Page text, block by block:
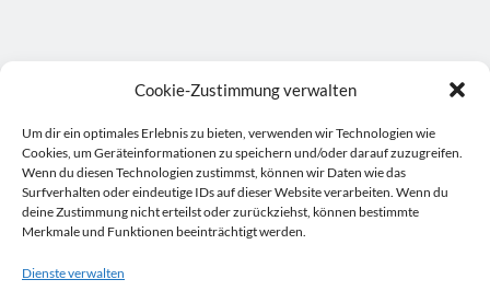
Cookie-Zustimmung verwalten
Um dir ein optimales Erlebnis zu bieten, verwenden wir Technologien wie
Cookies, um Geräteinformationen zu speichern und/oder darauf zuzugreifen.
Wenn du diesen Technologien zustimmst, können wir Daten wie das
Surfverhalten oder eindeutige IDs auf dieser Website verarbeiten. Wenn du
deine Zustimmung nicht erteilst oder zurückziehst, können bestimmte
Merkmale und Funktionen beeinträchtigt werden.
Dienste verwalten
Suche: